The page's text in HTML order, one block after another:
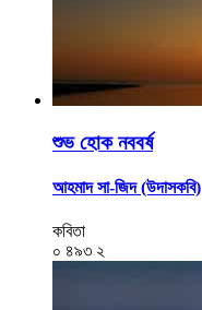
শুভ হোক নববর্ষ
আহমাদ সা-জিদ (উদাসকবি)
কবিতা
০ ৪৯৩ ২